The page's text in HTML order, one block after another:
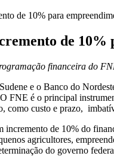
de 10%
financeira do
e o Banco do
FNE é o principal
como custo e prazo,
incremento de 10% do
agricultores,
do governo